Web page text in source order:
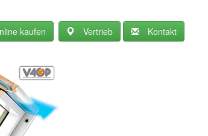
kaufen Vertrieb Kontakt